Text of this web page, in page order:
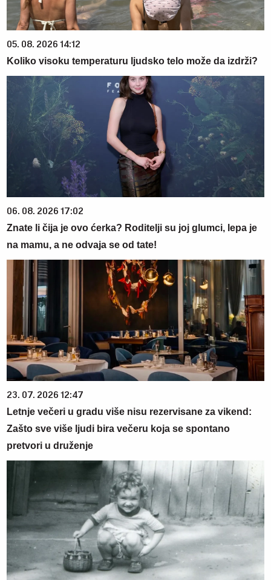
05. 08. 2026 14:12
Koliko visoku temperaturu ljudsko telo može da izdrži?
06. 08. 2026 17:02
Znate li čija je ovo ćerka? Roditelji su joj glumci, lepa je
na mamu, a ne odvaja se od tate!
23. 07. 2026 12:47
Letnje večeri u gradu više nisu rezervisane za vikend:
Zašto sve više ljudi bira večeru koja se spontano
pretvori u druženje